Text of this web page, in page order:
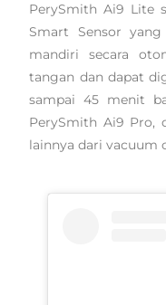
PerySmith Ai9 Lite
Smart Sensor
mandiri secara
tangan dan dapat
sampai 45 menit
PerySmith Ai9 Pro,
lainnya dari vacuum